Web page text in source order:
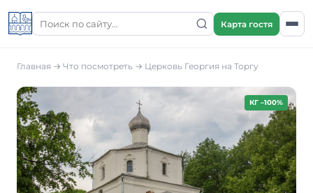
Карта гостя
Главная → Что посмотреть → Церковь Георгия на Торгу
КГ –100%